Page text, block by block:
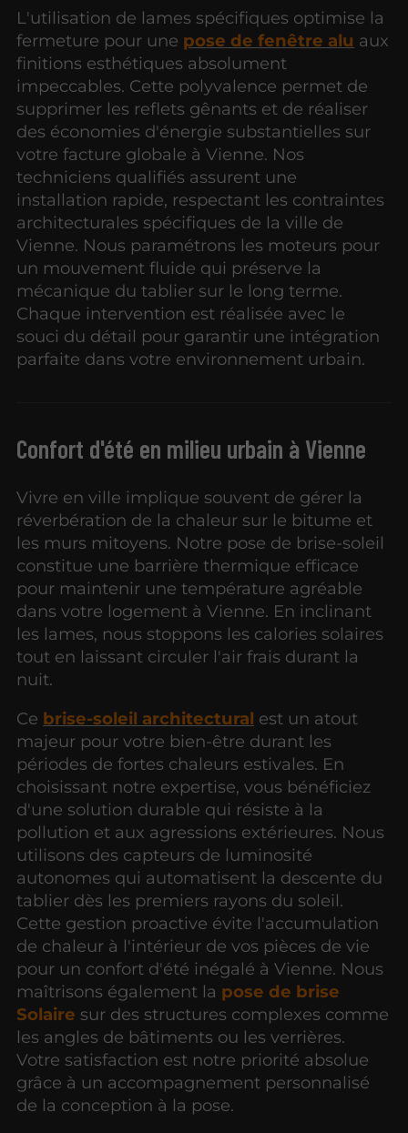
L'utilisation de lames spécifiques optimise la
fermeture pour une pose de fenêtre alu aux
finitions esthétiques absolument
impeccables. Cette polyvalence permet de
supprimer les reflets gênants et de réaliser
des économies d'énergie substantielles sur
votre facture globale à Vienne. Nos
techniciens qualifiés assurent une
installation rapide, respectant les contraintes
architecturales spécifiques de la ville de
Vienne. Nous paramétrons les moteurs pour
un mouvement fluide qui préserve la
mécanique du tablier sur le long terme.
Chaque intervention est réalisée avec le
souci du détail pour garantir une intégration
parfaite dans votre environnement urbain.
Confort d'été en milieu urbain à Vienne
Vivre en ville implique souvent de gérer la
réverbération de la chaleur sur le bitume et
les murs mitoyens. Notre pose de brise-soleil
constitue une barrière thermique efficace
pour maintenir une température agréable
dans votre logement à Vienne. En inclinant
les lames, nous stoppons les calories solaires
tout en laissant circuler l'air frais durant la
nuit.
Ce brise-soleil architectural est un atout
majeur pour votre bien-être durant les
périodes de fortes chaleurs estivales. En
choisissant notre expertise, vous bénéficiez
d'une solution durable qui résiste à la
pollution et aux agressions extérieures. Nous
utilisons des capteurs de luminosité
autonomes qui automatisent la descente du
tablier dès les premiers rayons du soleil.
Cette gestion proactive évite l'accumulation
de chaleur à l'intérieur de vos pièces de vie
pour un confort d'été inégalé à Vienne. Nous
maîtrisons également la pose de brise
Solaire sur des structures complexes comme
les angles de bâtiments ou les verrières.
Votre satisfaction est notre priorité absolue
grâce à un accompagnement personnalisé
de la conception à la pose.